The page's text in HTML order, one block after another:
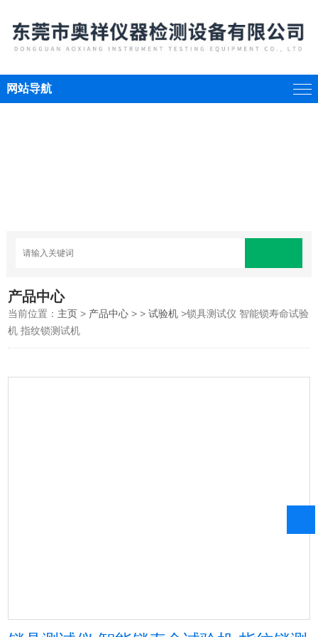
网站导航
产品中心
当前位置： 主页 > 产品中心 > >试验机 >锁具测试仪 智能锁寿命试验
机 指纹锁测试机